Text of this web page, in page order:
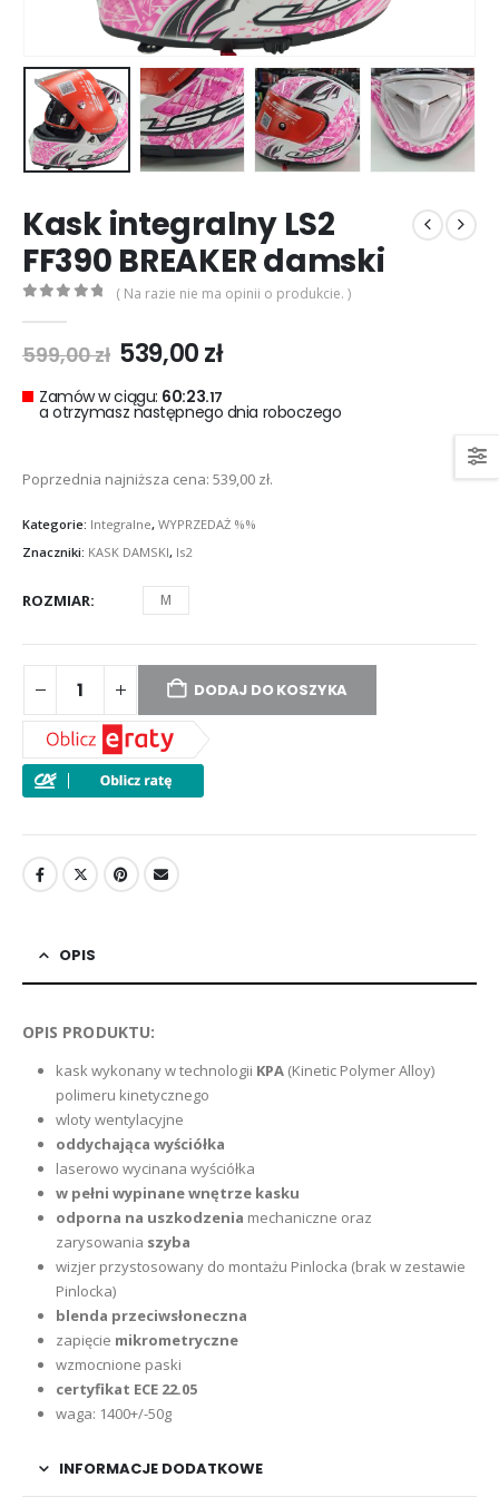
Kask integralny LS2
FF390 BREAKER damski
( Na razie nie ma opinii o produkcie. )
599,00zł Pierwotna
cena
wynosiła:
599,00 zł.
539,00złAktualna
wynosi:
539,00 zł.
Zamów w ciągu: 60:23.17
a otrzymasz następnego dnia roboczego
Poprzednia najniższa cena: 539,00 zł.
Kategorie: Integralne, WYPRZEDAŻ %%
Znaczniki: KASK DAMSKI, ls2
ROZMIAR M
DODAJ DO KOSZYKA
OPIS
OPIS PRODUKTU:
kask wykonany w technologii KPA(Kinetic Polymer Alloy)
polimeru kinetycznego
wloty wentylacyjne
oddychająca wyściółka
laserowo wycinana wyściółka
w pełni wypinane wnętrze kasku
odporna na uszkodzenia mechaniczne oraz
zarysowania szyba
wizjer przystosowany do montażu Pinlocka (brak w zestawie
Pinlocka)
blenda przeciwsłoneczna
zapięcie mikrometryczne
wzmocnione paski
certyfikat ECE 22.05
waga: 1400+/-50g
INFORMACJE DODATKOWE
out of 5
299,00zł
Rękawice turystyczne REBELHORN DEFENDER black red
0out of 5
299,00 zł
0out of 5
299,00
0 out of 5
299,00zł